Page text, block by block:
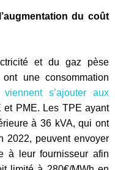
du coût
et du gaz pèse
une consommation
s’ajouter aux
et PME. Les TPE ayant
à 36 kVA, qui ont
2022, peuvent envoyer
à leur fournisseur afin